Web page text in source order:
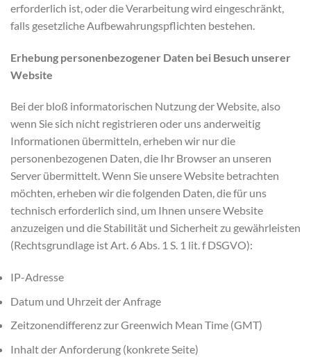
erforderlich ist, oder die Verarbeitung wird eingeschränkt,
falls gesetzliche Aufbewahrungspflichten bestehen.
Erhebung personenbezogener Daten bei Besuch unserer
Website
Bei der bloß informatorischen Nutzung der Website, also
wenn Sie sich nicht registrieren oder uns anderweitig
Informationen übermitteln, erheben wir nur die
personenbezogenen Daten, die Ihr Browser an unseren
Server übermittelt. Wenn Sie unsere Website betrachten
möchten, erheben wir die folgenden Daten, die für uns
technisch erforderlich sind, um Ihnen unsere Website
anzuzeigen und die Stabilität und Sicherheit zu gewährleisten
(Rechtsgrundlage ist Art. 6 Abs. 1 S. 1 lit. f DSGVO):
IP-Adresse
Datum und Uhrzeit der Anfrage
Zeitzonendifferenz zur Greenwich Mean Time (GMT)
Inhalt der Anforderung (konkrete Seite)